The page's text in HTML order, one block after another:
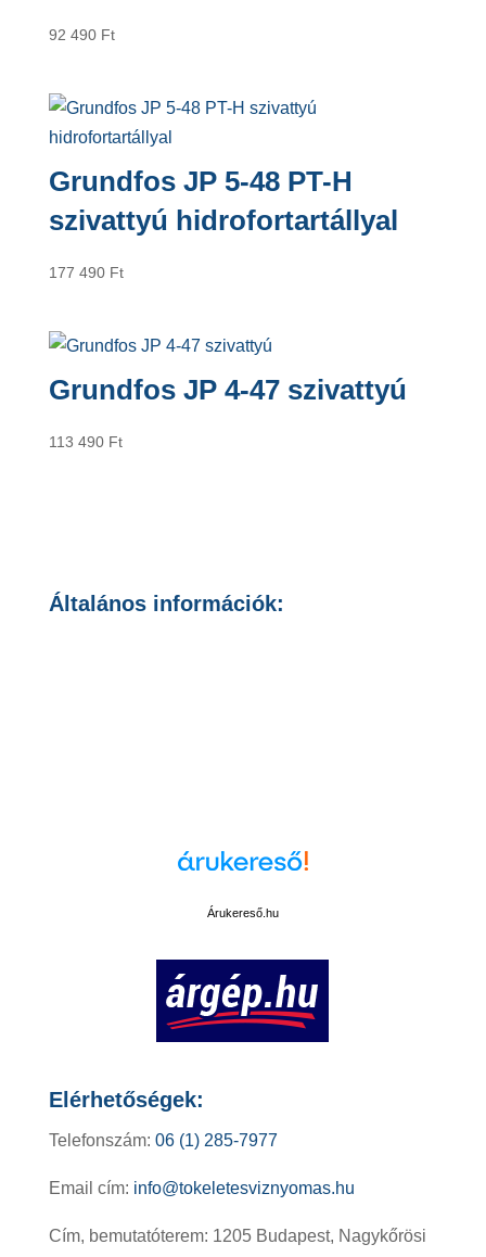
92 490 Ft
Grundfos JP 5-48 PT-H
szivattyú hidrofortartállyal
177 490 Ft
Grundfos JP 4-47 szivattyú
113 490 Ft
Általános információk:
Árukereső.hu
Elérhetőségek:
Telefonszám: 06 (1) 285-7977
Email cím: info@tokeletesviznyomas.hu
Cím, bemutatóterem: 1205 Budapest, Nagykőrösi